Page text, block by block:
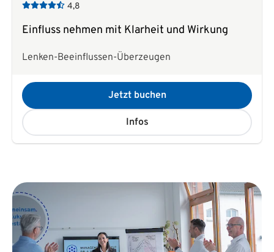
4,8
Einfluss nehmen mit Klarheit und Wirkung
Lenken-Beeinflussen-Überzeugen
Jetzt buchen
Infos